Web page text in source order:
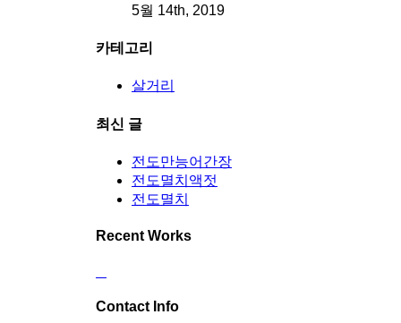
5월 14th, 2019
카테고리
살거리
최신 글
전도만능어간장
전도멸치액젓
전도멸치
Recent Works
Contact Info